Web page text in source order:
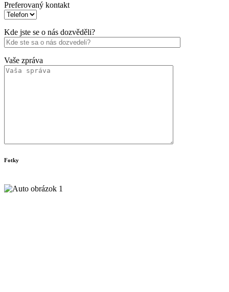
Preferovaný kontakt
Kde jste se o nás dozvěděli?
Vaše zpráva
Fotky